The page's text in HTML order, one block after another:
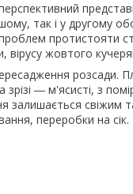
так і у другому
протистояти
вірусу жовтого
розсади.
― м'ясисті, з
залишається свіжим
переробки на сік.